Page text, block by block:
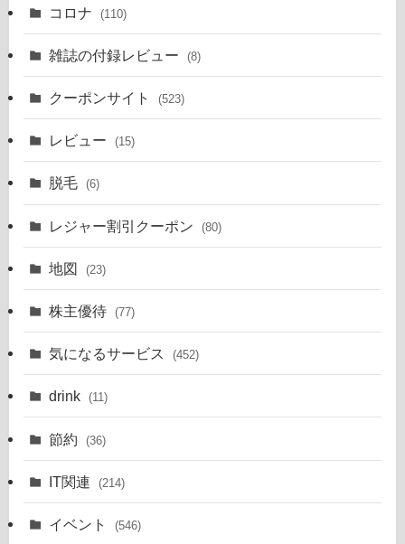
コロナ (110)
雑誌の付録レビュー (8)
クーポンサイト (523)
レビュー (15)
脱毛 (6)
レジャー割引クーポン (80)
地図 (23)
株主優待 (77)
気になるサービス (452)
drink (11)
節約 (36)
IT関連 (214)
イベント (546)